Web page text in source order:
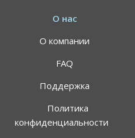
О нас
О компании
FAQ
Поддержка
Политика
конфиденциальности